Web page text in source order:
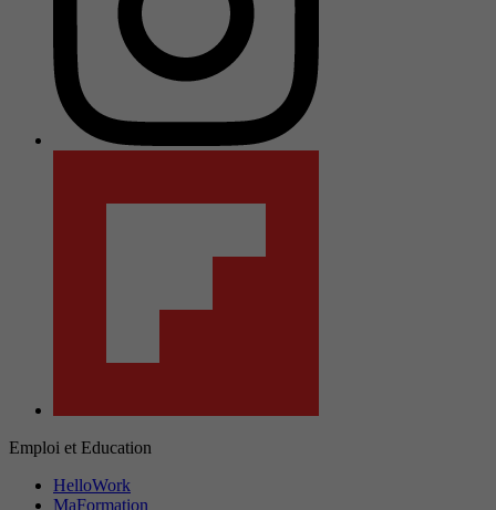
Emploi et Education
HelloWork
MaFormation